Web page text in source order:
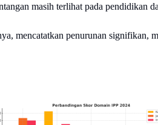
masih terlihat pada pendidikan
mencatatkan penurunan signifikan,